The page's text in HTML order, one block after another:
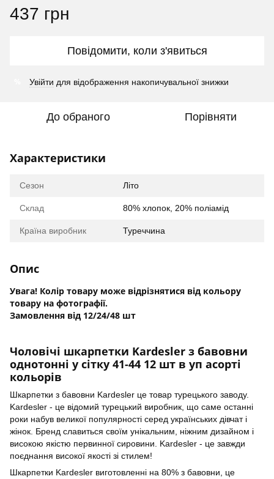
437 грн
Повідомити, коли з'явиться
Увійти для відображення накопичувальної знижки
До обраного Порівняти
Характеристики
Сезон Літо
Склад 80% хлопок, 20% поліамід
Країна виробник Туреччина
Опис
Увага! Колір товару може відрізнятися від кольору
товару на фотографії.
Замовлення від 12/24/48 шт
Чоловічі шкарпетки Kardesler з бавовни
однотонні у сітку 41-44 12 шт в уп асорті
кольорів
Шкарпетки з бавовни Kardesler це товар турецького заводу.
Kardesler - це відомий турецький виробник, що саме останні
роки набув великої популярності серед українських дівчат і
жінок. Бренд славиться своїм унікальним, ніжним дизайном і
високою якістю первинної сировини. Kardesler - це завжди
поєднання високої якості зі стилем!
Шкарпетки Kardesler виготовленні на 80% з бавовни, це